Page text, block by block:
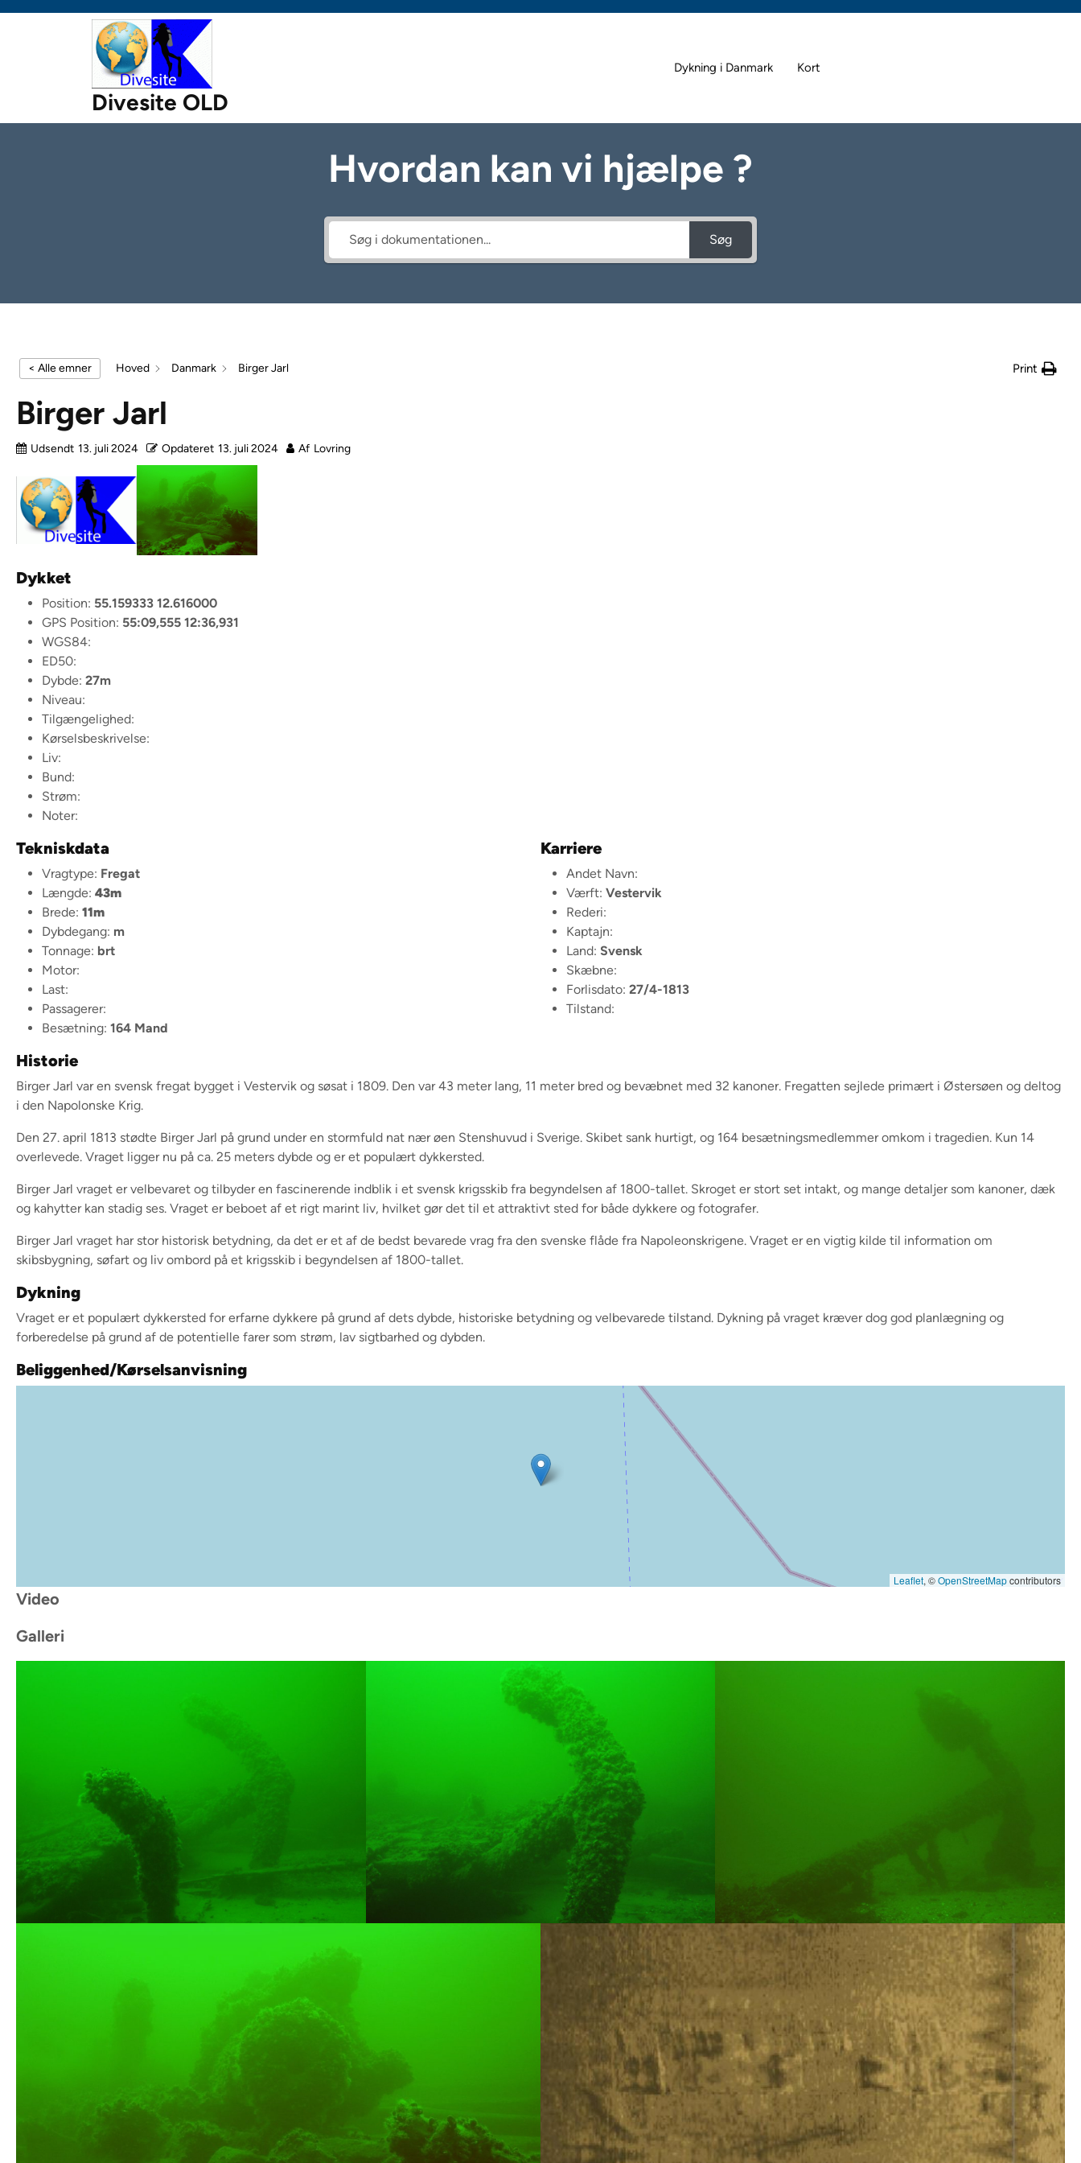
Divesite OLD
Dykning i Danmark Kort
Hvordan kan vi hjælpe ?
Søg
< Alle emner Hoved Danmark Birger Jarl Print
Birger Jarl
Udsendt 13. juli 2024 Opdateret 13. juli 2024 Af Lovring
Dykket
Position: 55.159333 12.616000
GPS Position: 55:09,555 12:36,931
WGS84:
ED50:
Dybde: 27m
Niveau:
Tilgængelighed:
Kørselsbeskrivelse:
Liv:
Bund:
Strøm:
Noter:
Tekniskdata
Vragtype: Fregat
Længde: 43m
Brede: 11m
Dybdegang: m
Tonnage: brt
Motor:
Last:
Passagerer:
Besætning: 164 Mand
Karriere
Andet Navn:
Værft: Vestervik
Rederi:
Kaptajn:
Land: Svensk
Skæbne:
Forlisdato: 27/4-1813
Tilstand:
Historie
Birger Jarl var en svensk fregat bygget i Vestervik og søsat i 1809. Den var 43 meter lang, 11 meter bred og bevæbnet med 32 kanoner. Fregatten sejlede primært i Østersøen og deltog
i den Napolonske Krig.
Den 27. april 1813 stødte Birger Jarl på grund under en stormfuld nat nær øen Stenshuvud i Sverige. Skibet sank hurtigt, og 164 besætningsmedlemmer omkom i tragedien. Kun 14
overlevede. Vraget ligger nu på ca. 25 meters dybde og er et populært dykkersted.
Birger Jarl vraget er velbevaret og tilbyder en fascinerende indblik i et svensk krigsskib fra begyndelsen af 1800-tallet. Skroget er stort set intakt, og mange detaljer som kanoner, dæk
og kahytter kan stadig ses. Vraget er beboet af et rigt marint liv, hvilket gør det til et attraktivt sted for både dykkere og fotografer.
Birger Jarl vraget har stor historisk betydning, da det er et af de bedst bevarede vrag fra den svenske flåde fra Napoleonskrigene. Vraget er en vigtig kilde til information om
skibsbygning, søfart og liv ombord på et krigsskib i begyndelsen af 1800-tallet.
Dykning
Vraget er et populært dykkersted for erfarne dykkere på grund af dets dybde, historiske betydning og velbevarede tilstand. Dykning på vraget kræver dog god planlægning og
forberedelse på grund af de potentielle farer som strøm, lav sigtbarhed og dybden.
Beliggenhed/Kørselsanvisning
Leaflet, ©OpenStreetMapcontributors
Video
Galleri